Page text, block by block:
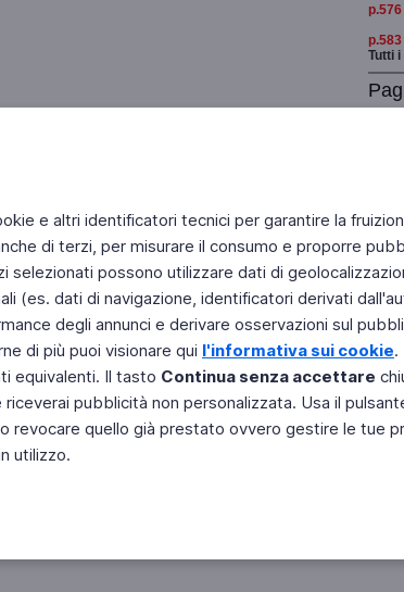
e altri identificatori tecnici per garantire la
di terzi, per misurare il consumo e proporre
possono utilizzare dati di
(es. dati di navigazione, identificatori derivati
degli annunci e derivare osservazioni sul
di più puoi visionare qui l'informativa sui cookie.
equivalenti. Il tasto Continua senza accettare
pubblicità non personalizzata. Usa il
revocare quello già prestato ovvero gestire le tue
utilizzo.
Tutti